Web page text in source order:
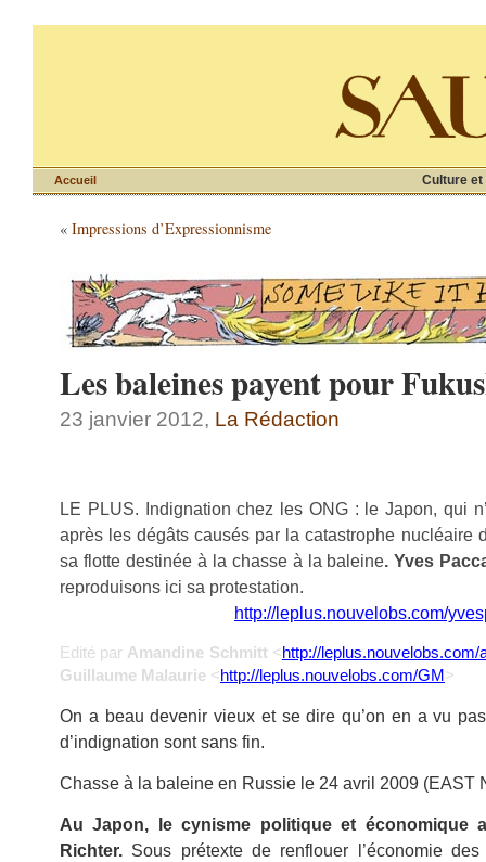
Culture et
Accueil
« Impressions d’Expressionnisme
Les baleines payent pour
23 janvier 2012, La Rédaction
LE PLUS. Indignation chez les ONG : le Japon, qui
après les dégâts causés par la catastrophe nucléaire
sa flotte destinée à la chasse à la baleine. Yves
reproduisons ici sa protestation.
http://leplus.nouvelobs.com/
Edité par Amandine Schmitt<http://leplus.nouvelobs.com/
Guillaume Malaurie <http://leplus.nouvelobs.com/GM>
On a beau devenir vieux et se dire qu’on en a vu
d’indignation sont sans fin.
Chasse à la baleine en Russie le 24 avril 2009 (EAST
Au Japon, le cynisme politique et économique
Richter. Sous prétexte de renflouer l’économie